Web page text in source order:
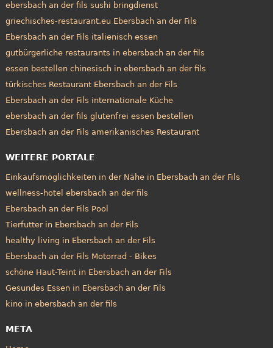
ebersbach an der fils sushi bringdienst
griechisches-restaurant.eu Ebersbach an der Fils
Ebersbach an der Fils italienisch essen
gutbürgerliche restaurants in ebersbach an der fils
essen bestellen chinesisch in ebersbach an der fils
türkisches Restaurant Ebersbach an der Fils
Ebersbach an der Fils internationale Küche
ebersbach an der fils glutenfrei essen bestellen
Ebersbach an der Fils amerikanisches Restaurant
WEITERE PORTALE
Einkaufsmöglichkeiten in der Nähe in Ebersbach an der Fils
wellness-hotel ebersbach an der fils
Ebersbach an der Fils Pool
Tierfutter in Ebersbach an der Fils
healthy living in Ebersbach an der Fils
Ebersbach an der Fils Motorrad - Bikes
schöne Haut-Teint in Ebersbach an der Fils
Gesundes Essen in Ebersbach an der Fils
kino in ebersbach an der fils
META